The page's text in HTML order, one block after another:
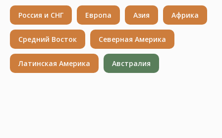
Россия и СНГ Европа Азия Африка
Средний Восток Северная Америка
Латинская Америка Австралия